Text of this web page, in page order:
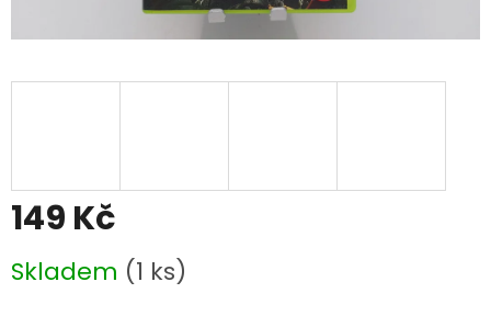
149 Kč
cena:
Skladem (1 ks)